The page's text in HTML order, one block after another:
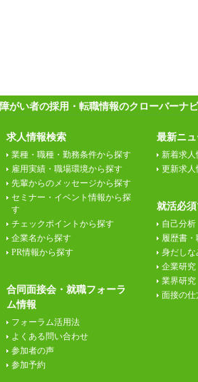
障がい者の採用・転職情報のクローバーナ
求人情報検索
業種・職種・勤務条件から探す
雇用実績・職場環境から探す
先輩からのメッセージから探す
セミナー・イベント情報から探
す
チェックポイントから探す
企業名から探す
PR情報から探す
合同面接会・就職フォーラ
ム情報
フォーラム活用法
よくある問い合わせ
参加者の声
参加予約
最新ニ
新着求人
更新求人
就活必
自己分析
履歴書
身だしな
企業研究
業界研究
面接の仕